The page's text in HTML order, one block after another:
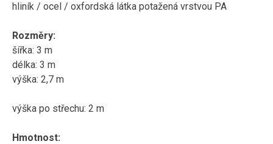
hliník / ocel / oxfordská látka potažená vrstvou PA
Rozměry:
šířka: 3 m
délka: 3 m
výška: 2,7 m
výška po střechu: 2 m
Hmotnost: